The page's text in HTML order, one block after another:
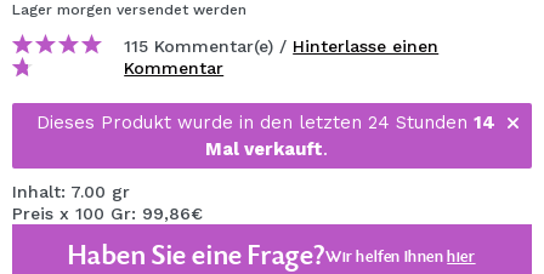
Lager morgen versendet werden
115 Kommentar(e) / Hinterlasse einen
Kommentar
Dieses Produkt wurde in den letzten 24 Stunden 14
Mal verkauft.
Inhalt: 7.00 gr
Preis x 100 Gr: 99,86€
Haben Sie eine Frage?Wir helfen Ihnenhier